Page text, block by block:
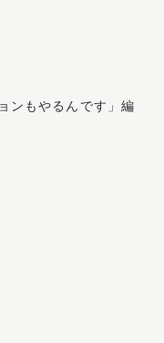
ンもやるんです」編